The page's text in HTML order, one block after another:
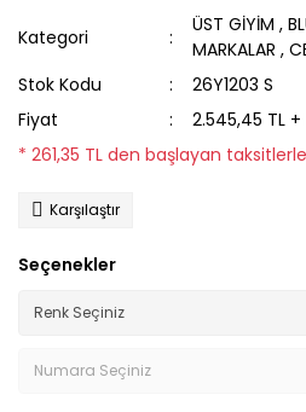
Kategori
ÜST GİYİM ,
MARKALAR ,
Stok Kodu
26Y1203 S
Fiyat
2.545,45 TL +
* 261,35 TL den başlayan
Karşılaştır
Seçenekler